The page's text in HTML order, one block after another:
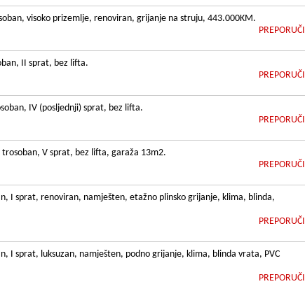
visoko prizemlje, renoviran, grijanje na struju, 443.000KM.
PREPORUČI
II sprat, bez lifta.
PREPORUČI
IV (posljednji) sprat, bez lifta.
PREPORUČI
V sprat, bez lifta, garaža 13m2.
PREPORUČI
I sprat, renoviran, namješten, etažno plinsko grijanje, klima, blinda,
PREPORUČI
I sprat, luksuzan, namješten, podno grijanje, klima, blinda vrata, PVC
PREPORUČI